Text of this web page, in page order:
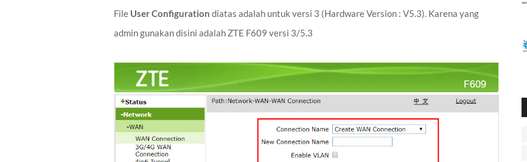
File User Configuration diatas adalah untuk versi 3 (Hardware Version : V5.3). Karena yang
admin gunakan disini adalah ZTE F609 versi 3/5.3